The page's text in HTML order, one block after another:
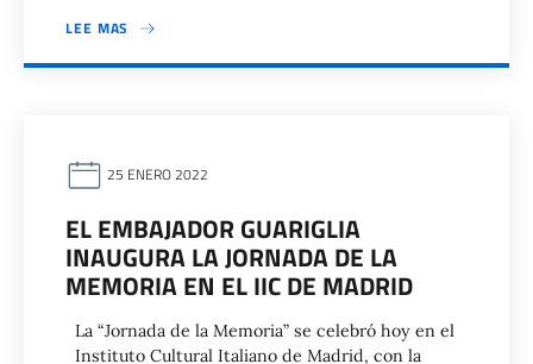
LEE MAS
25 ENERO 2022
EL EMBAJADOR GUARIGLIA
INAUGURA LA JORNADA DE LA
MEMORIA EN EL IIC DE MADRID
La “Jornada de la Memoria” se celebró hoy en el
Instituto Cultural Italiano de Madrid, con la